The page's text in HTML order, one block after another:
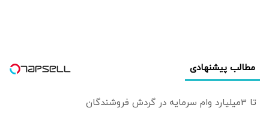
مطالب پیشنهادی
تا 3میلیارد وام سرمایه در گردش فروشندگان